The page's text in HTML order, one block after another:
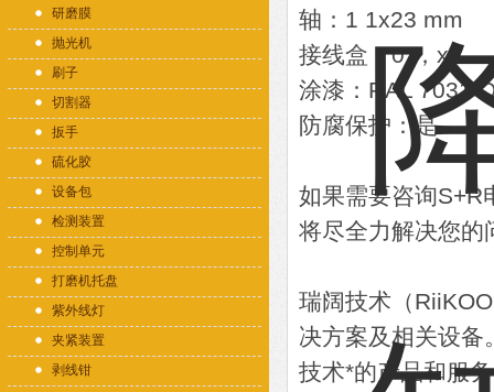
研磨膜
抛光机
刷子
切割器
扳手
硫化胶
设备包
检测装置
控制单元
打磨机托盘
紫外线灯
夹紧装置
剥线钳
轴：1 1x23 mm
接线盒：0°，x
涂漆：RAL 7031
防腐保护：是
如果需要咨询S+R
将尽全力解决您的
瑞阔技术（
决方案及相关设备
技术*的产品和服